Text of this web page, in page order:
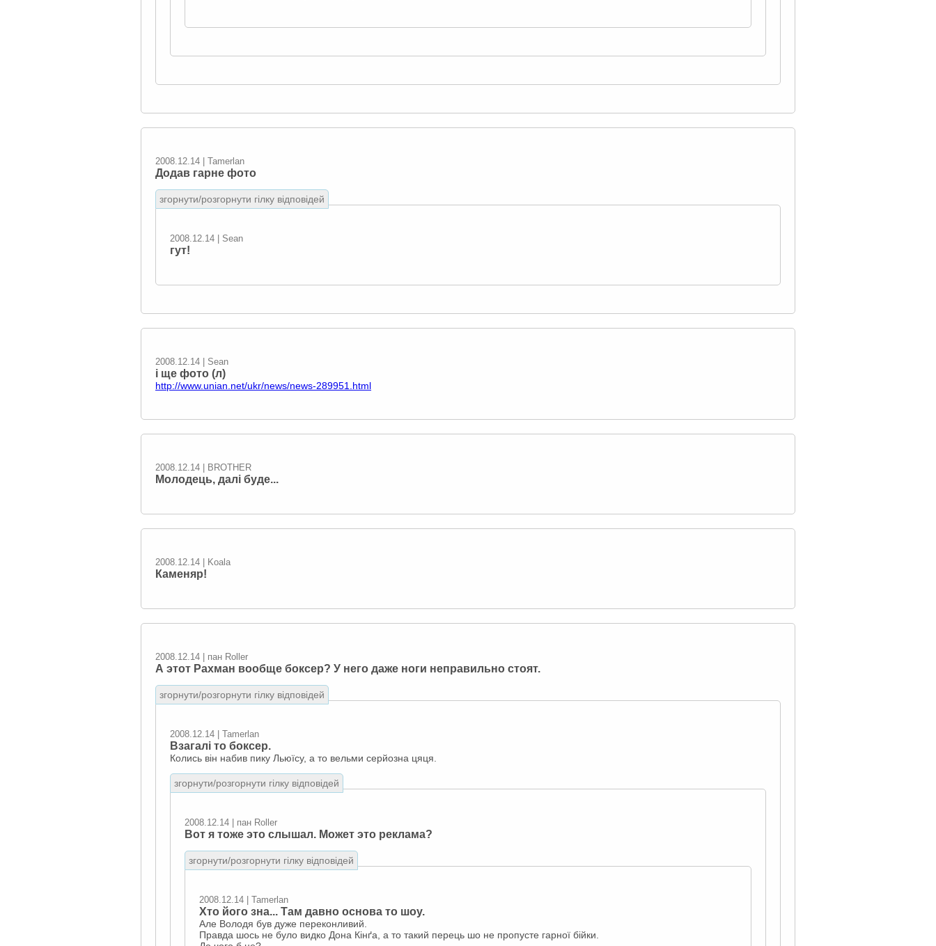
2008.12.14 | Tamerlan
Додав гарне фото
згорнути/розгорнути гілку відповідей
2008.12.14 | Sean
гут!
2008.12.14 | Sean
і ще фото (л)
http://www.unian.net/ukr/news/news-289951.html
2008.12.14 | BROTHER
Молодець, далі буде...
2008.12.14 | Koala
Каменяр!
2008.12.14 | пан Roller
А этот Рахман вообще боксер? У него даже ноги неправильно стоят.
згорнути/розгорнути гілку відповідей
2008.12.14 | Tamerlan
Взагалі то боксер.
Колись він набив пику Льюїсу, а то вельми серйозна цяця.
згорнути/розгорнути гілку відповідей
2008.12.14 | пан Roller
Вот я тоже это слышал. Может это реклама?
згорнути/розгорнути гілку відповідей
2008.12.14 | Tamerlan
Хто його зна... Там давно основа то шоу.
Але Володя був дуже переконливий.
Правда шось не було видко Дона Кінґа, а то такий перець шо не пропусте гарної бійки.